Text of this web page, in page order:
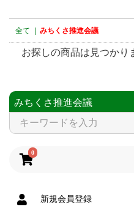
0
新規会員登録
全て みちくさ推進会議
お探しの商品は見つかり